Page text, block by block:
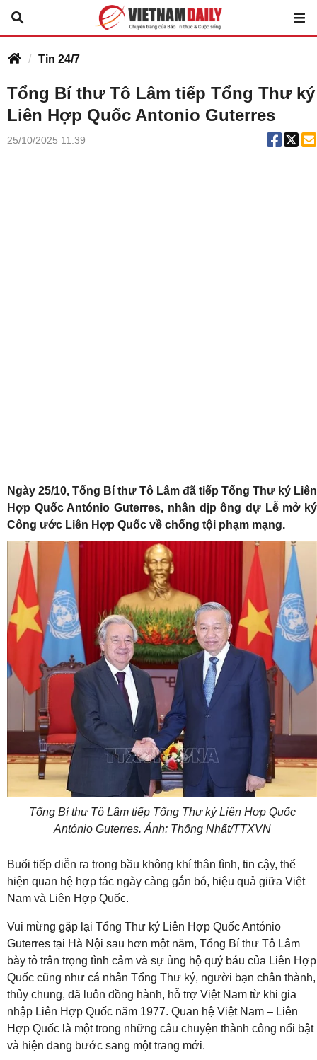
Tin 24/7
Tổng Bí thư Tô Lâm tiếp Tổng Thư ký
Liên Hợp Quốc Antonio Guterres
25/10/2025 11:39
Ngày 25/10, Tổng Bí thư Tô Lâm đã tiếp Tổng Thư ký Liên
Hợp Quốc António Guterres, nhân dịp ông dự Lễ mở ký
Công ước Liên Hợp Quốc về chống tội phạm mạng.
Tổng Bí thư Tô Lâm tiếp Tổng Thư ký Liên Hợp Quốc
António Guterres. Ảnh: Thống Nhất/TTXVN
Buổi tiếp diễn ra trong bầu không khí thân tình, tin cậy, thể
hiện quan hệ hợp tác ngày càng gắn bó, hiệu quả giữa Việt
Nam và Liên Hợp Quốc.
Vui mừng gặp lại Tổng Thư ký Liên Hợp Quốc António
Guterres tại Hà Nội sau hơn một năm, Tổng Bí thư Tô Lâm
bày tỏ trân trọng tình cảm và sự ủng hộ quý báu của Liên Hợp
Quốc cũng như cá nhân Tổng Thư ký, người bạn chân thành,
thủy chung, đã luôn đồng hành, hỗ trợ Việt Nam từ khi gia
nhập Liên Hợp Quốc năm 1977. Quan hệ Việt Nam – Liên
Hợp Quốc là một trong những câu chuyện thành công nổi bật
và hiện đang bước sang một trang mới.